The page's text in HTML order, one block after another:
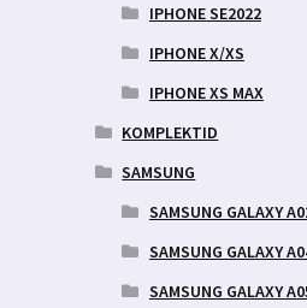
IPHONE SE2022
IPHONE X/XS
IPHONE XS MAX
KOMPLEKTID
SAMSUNG
SAMSUNG GALAXY
SAMSUNG GALAXY
SAMSUNG GALAXY